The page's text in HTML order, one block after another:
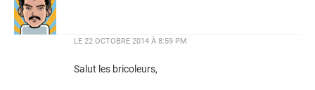
LE 22 OCTOBRE 2014 À 8:59 PM
Salut les bricoleurs,